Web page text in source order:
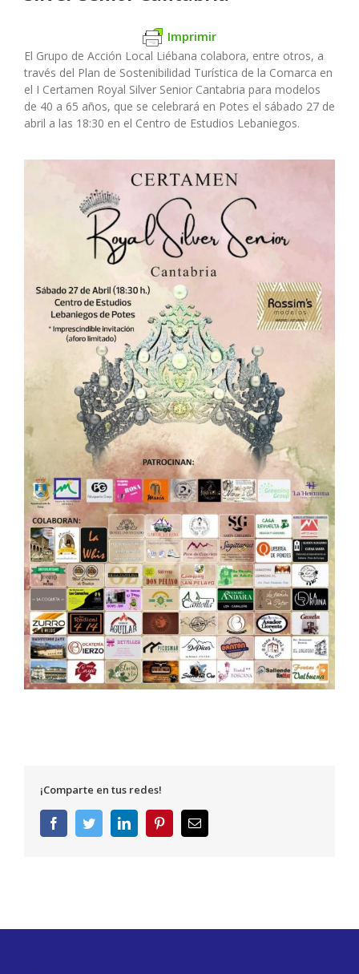
Imprimir
El Grupo de Acción Local Liébana colabora, entre otros, a
través del Plan de Sostenibilidad Turística de la Comarca en
el I Certamen Royal Silver Senior Cantabria para modelos
de 40 a 65 años, que se celebrará en Potes el sábado 27 de
abril a las 18:30 en el Centro de Estudios Lebaniegos.
¡Comparte en tus redes!
FacebookTwitterLinkedInPinterestCorreo
electrónico